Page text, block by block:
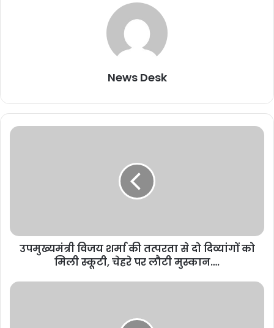
News Desk
उपमुख्यमंत्री विजय शर्मा की तत्परता से दो दिव्यांगों को
मिली स्कूटी, चेहरे पर लौटी मुस्कान….